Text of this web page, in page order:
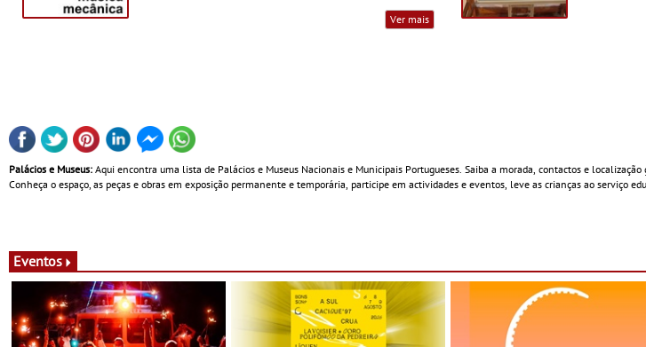
Ver mais
Palácios e Museus: Aqui encontra uma lista de Palácios e Museus Nacionais e Municipais Portugueses. Saiba a morada, contactos e
Conheça o espaço, as peças e obras em exposição permanente e temporária, participe em actividades e eventos, leve as crianças ao serviço
Eventos